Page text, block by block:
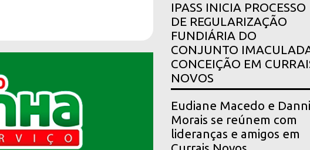
IPASS INICIA PROCESSO
DE REGULARIZAÇÃO
FUNDIÁRIA DO
CONJUNTO
CONCEIÇÃO EM
NOVOS
Eudiane Macedo e
Morais se reúnem com
lideranças e amigos em